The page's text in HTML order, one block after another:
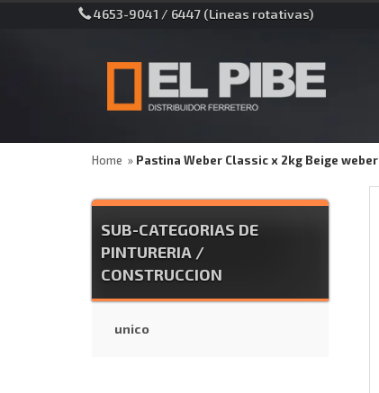
4653-9041 / 6447 (Lineas rotativas)
Home Pastina Weber Classic x 2kg Beige weber
SUB-CATEGORIAS DE
PINTURERIA /
CONSTRUCCION
unico